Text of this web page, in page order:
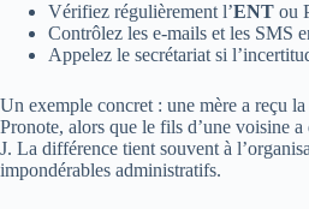
Vérifiez régulièrement l’ENT ou
Contrôlez les e‑mails et les SMS
Appelez le secrétariat si
Un exemple concret : une mère a reçu
Pronote, alors que le fils d’une voisine
J. La différence tient souvent à
impondérables administratifs.